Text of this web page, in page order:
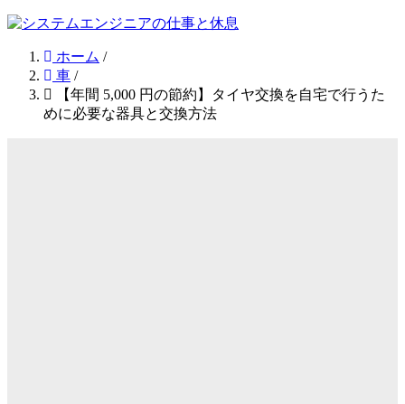
ホーム /
車 /
【年間 5,000 円の節約】タイヤ交換を自宅で行うた
めに必要な器具と交換方法